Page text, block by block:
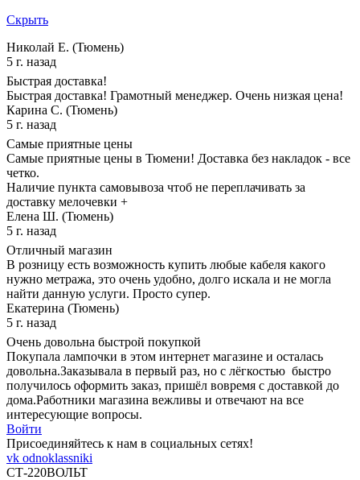
Скрыть
Николай Е. (Тюмень)
5 г. назад
Быстрая доставка!
Быстрая доставка! Грамотный менеджер. Очень низкая цена!
Карина С. (Тюмень)
5 г. назад
Самые приятные цены
Самые приятные цены в Тюмени! Доставка без накладок - все
четко.
Наличие пункта самовывоза чтоб не переплачивать за
доставку мелочевки +
Елена Ш. (Тюмень)
5 г. назад
Отличный магазин
В розницу есть возможность купить любые кабеля какого
нужно метража, это очень удобно, долго искала и не могла
найти данную услуги. Просто супер.
Екатерина (Тюмень)
5 г. назад
Очень довольна быстрой покупкой
Покупала лампочки в этом интернет магазине и осталась
довольна.Заказывала в первый раз, но с лёгкостью быстро
получилось оформить заказ, пришёл вовремя с доставкой до
дома.Работники магазина вежливы и отвечают на все
интересующие вопросы.
Войти
Присоединяйтесь к нам в социальных сетях!
vk odnoklassniki
СТ-220ВОЛЬТ